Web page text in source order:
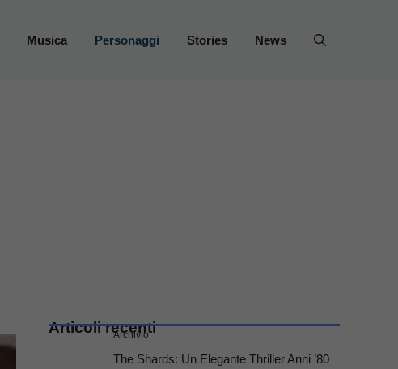
Musica Personaggi Stories News
Articoli recenti
Archivio
The Shards: Un Elegante Thriller Anni ’80